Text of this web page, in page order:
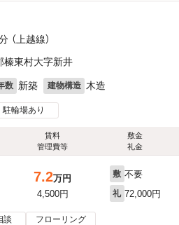
（上越線）
榛東村大字新井
数 新築 建物構造 木造
駐輪場あり
賃料
管理費等
敷金
礼金
7.2万円
4,500円
敷 不要
礼 72,000円
談 フローリング